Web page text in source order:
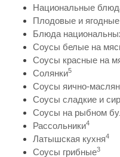
Национальные
Плодовые и ягодные
Блюда
Соусы белые на
Соусы красные на
Солянки5
Соусы яично-
Соусы сладкие и
Соусы на рыбном
Рассольники4
Латышская кухня4
Соусы грибные3